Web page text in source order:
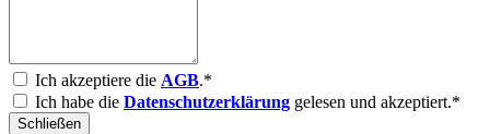
Ich akzeptiere die AGB.*
Ich habe die Datenschutzerklärung gelesen und akzeptiert.*
Schließen